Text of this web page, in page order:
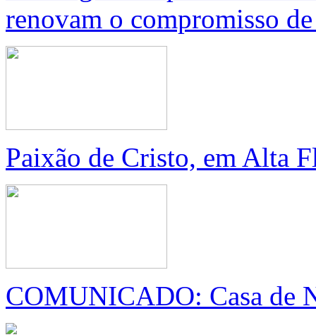
renovam o compromisso
Paixão de Cristo, em Alta
COMUNICADO: Casa de